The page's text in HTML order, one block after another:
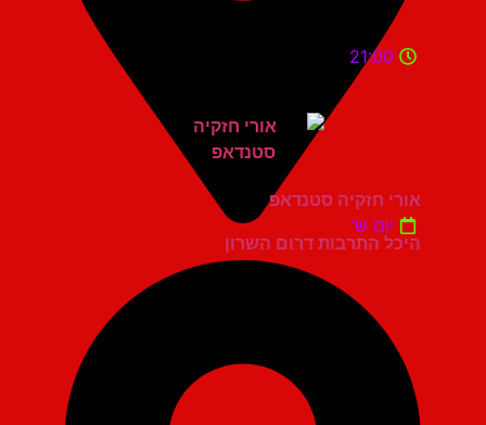
היכל התרבות דרום השרון
21:00
אורי חזקיה סטנדאפ
יום ש'